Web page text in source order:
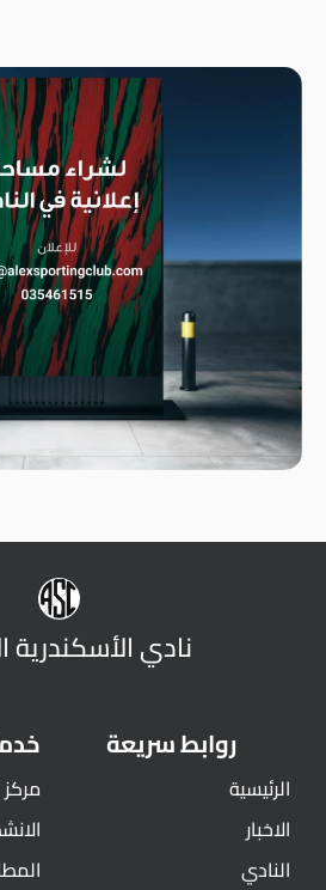
نادي الأسكندرية
روابط سريعة
الرئيسية
الاخبار
النادي